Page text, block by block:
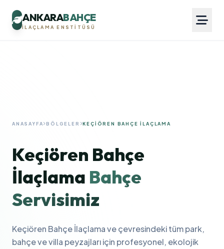
ANKARABAHÇE
İLAÇLAMA ENSTITÜSÜ
ANASAYFA BÖLGELER KEÇIÖREN BAHÇE İLAÇLAMA
Keçiören Bahçe
İlaçlama Bahçe
Servisimiz
Keçiören Bahçe İlaçlama ve çevresindeki tüm park,
bahçe ve villa peyzajları için profesyonel, ekolojik